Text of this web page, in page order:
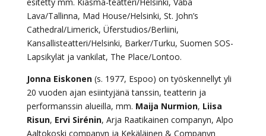
Lava/Tallinna, Mad House/Helsinki, St. John’s
Cathedral/Limerick, Üferstudios/Berliini,
Kansallisteatteri/Helsinki, Barker/Turku, Suomen SOS-
Lapsikylät ja vankilat, The Place/Lontoo.
Jonna Eiskonen(s. 1977, Espoo) on työskennellyt yli
20 vuoden ajan esiintyjänä tanssin, teatterin ja
performanssin alueilla, mm. Maija Nurmion, Liisa
Risun, Ervi Sirénin, Arja Raatikainen companyn, Alpo
Aaltokoski companyn ja Kekäläinen & Companyn